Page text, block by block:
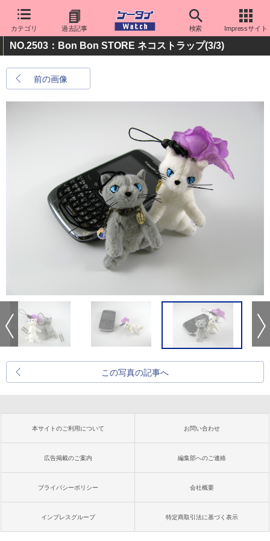
カテゴリ 過去記事 検索 Impressサイト
NO.2503：Bon Bon STORE ネコストラップ(3/3)
前の画像
この写真の記事へ
本サイトのご利用について お問い合わせ
広告掲載のご案内 編集部へのご連絡
プライバシーポリシー 会社概要
インプレスグループ 特定商取引法に基づく表示